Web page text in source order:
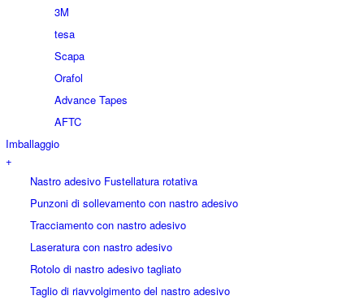
3M
tesa
Scapa
Orafol
Advance Tapes
AFTC
Imballaggio
+
Nastro adesivo Fustellatura rotativa
Punzoni di sollevamento con nastro adesivo
Tracciamento con nastro adesivo
Laseratura con nastro adesivo
Rotolo di nastro adesivo tagliato
Taglio di riavvolgimento del nastro adesivo